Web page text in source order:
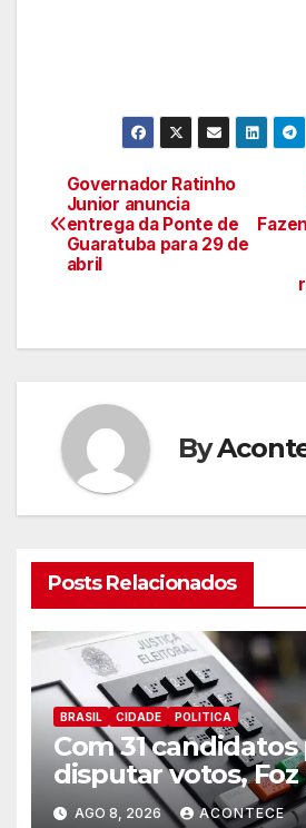
Navegação
de
Governador Ratinho
Junior anuncia
entrega da Ponte de
Guaratuba para 29 de
abril
By
Posts Relacionados
BRASIL CIDADE POLITICA
Com 31 candidatos
disputar votos,
perder
AGO 8, 2026 ACONTECE